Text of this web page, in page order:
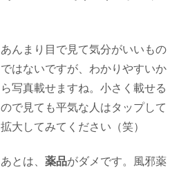
あんまり目で見て気分がいいもの
ではないですが、わかりやすいか
ら写真載せますね。小さく載せる
ので見ても平気な人はタップして
拡大してみてください（笑）
あとは、 薬品がダメです。風邪薬